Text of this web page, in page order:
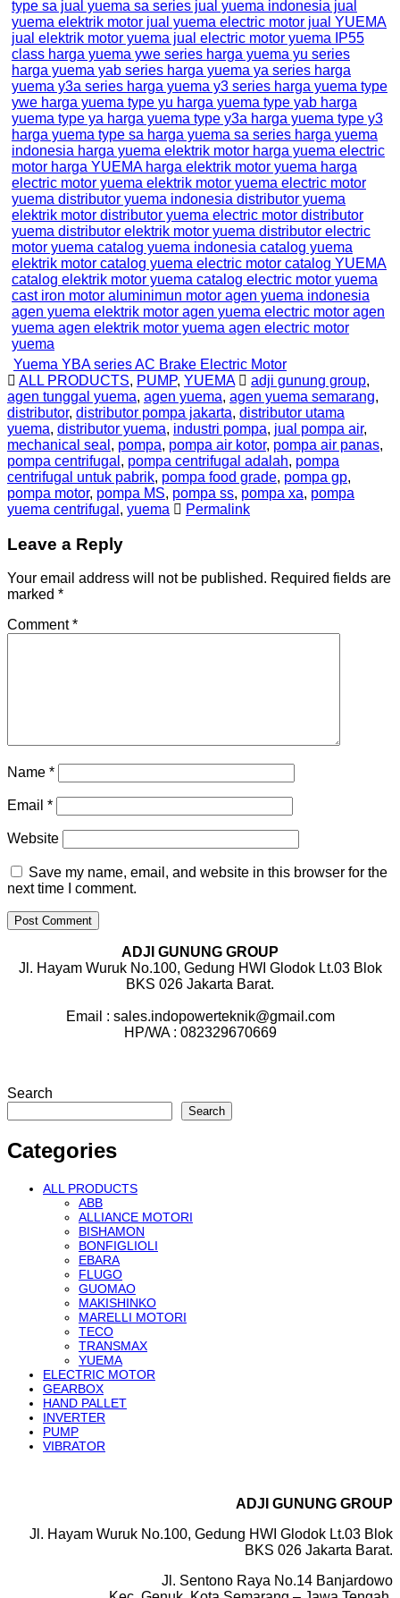
Yuema YBA series AC Brake Electric Motor
ALL PRODUCTS, PUMP, YUEMA adji gunung group,
agen tunggal yuema, agen yuema, agen yuema semarang,
distributor, distributor pompa jakarta, distributor utama
yuema, distributor yuema, industri pompa, jual pompa air,
mechanical seal , pompa, pompa air kotor, pompa air panas,
pompa centrifugal , pompa centrifugal adalah, pompa
centrifugal untuk pabrik, pompa food grade, pompa gp,
pompa motor, pompa MS, pompa ss, pompa xa, pompa
yuema centrifugal , yuema Permalink
Leave a Reply
Your email address will not be published. Required fields are
marked *
Comment*
Name *
Email *
Website
Save my name, email, and website in this browser for the
next time I comment.
ADJI GUNUNG GROUP
Jl. Hayam Wuruk No.100, Gedung HWI Glodok Lt.03 Blok
BKS 026 Jakarta Barat.
Email : sales.indopowerteknik@gmail.com
HP/WA : 082329670669
Search
Search
Categories
ALL PRODUCTS
ABB
ALLIANCE MOTORI
BISHAMON
BONFIGLIOLI
EBARA
FLUGO
GUOMAO
MAKISHINKO
MARELLI MOTORI
TECO
TRANSMAX
YUEMA
ELECTRIC MOTOR
GEARBOX
HAND PALLET
INVERTER
PUMP
VIBRATOR
ADJI GUNUNG GROUP
Jl. Hayam Wuruk No.100, Gedung HWI Glodok Lt.03 Blok
BKS 026 Jakarta Barat.
Jl. Sentono Raya No.14 Banjardowo